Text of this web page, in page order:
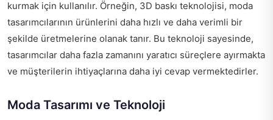
kurmak için kullanılır. Örneğin, 3D baskı teknolojisi, moda
tasarımcılarının ürünlerini daha hızlı ve daha verimli bir
şekilde üretmelerine olanak tanır. Bu teknoloji sayesinde,
tasarımcılar daha fazla zamanını yaratıcı süreçlere ayırmakta
ve müşterilerin ihtiyaçlarına daha iyi cevap vermektedirler.
Moda Tasarımı ve Teknoloji